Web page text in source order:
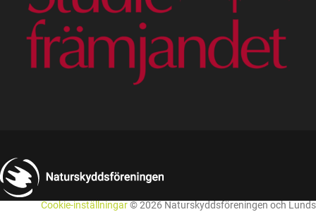
Cookie-inställningar© 2026 Naturskyddsföreningen och Lunds